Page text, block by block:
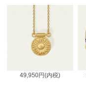
49,950円(内税)